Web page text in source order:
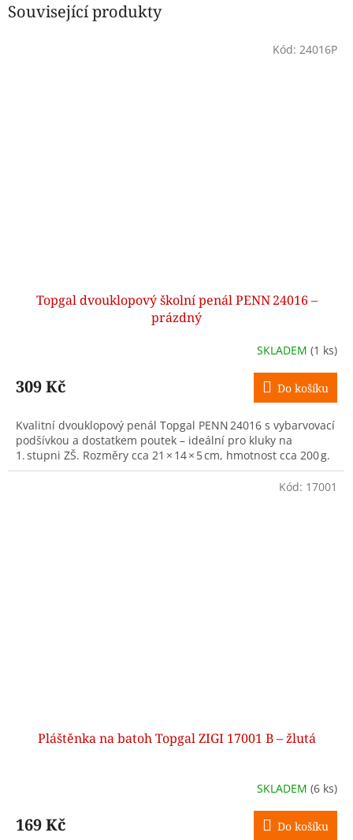
Související produkty
Topgal dvouklopový školní penál PENN 24016 –
prázdný
SKLADEM (1 ks)
309 Kč Do košíku
Kvalitní dvouklopový penál Topgal PENN 24016 s vybarvovací
podšívkou a dostatkem poutek – ideální pro kluky na
1. stupni ZŠ. Rozměry cca 21 × 14 × 5 cm, hmotnost cca 200 g.
Kód: 24016P
Pláštěnka na batoh Topgal ZIGI 17001 B – žlutá
SKLADEM (6 ks)
169 Kč Do košíku
Kód: 17001